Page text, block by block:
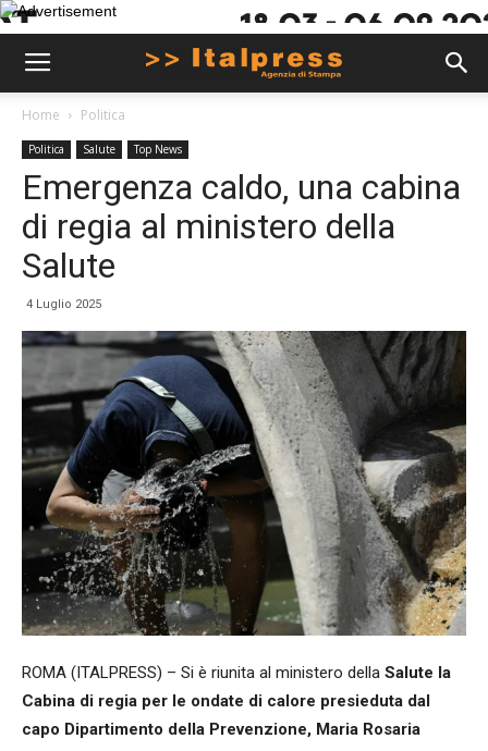
Home Politica
Politica Salute Top News
Emergenza caldo, una cabina
di regia al ministero della
Salute
4 Luglio 2025
ROMA (ITALPRESS) – Si è riunita al ministero della Salute la
Cabina di regia per le ondate di calore presieduta dal
capo Dipartimento della Prevenzione, Maria Rosaria